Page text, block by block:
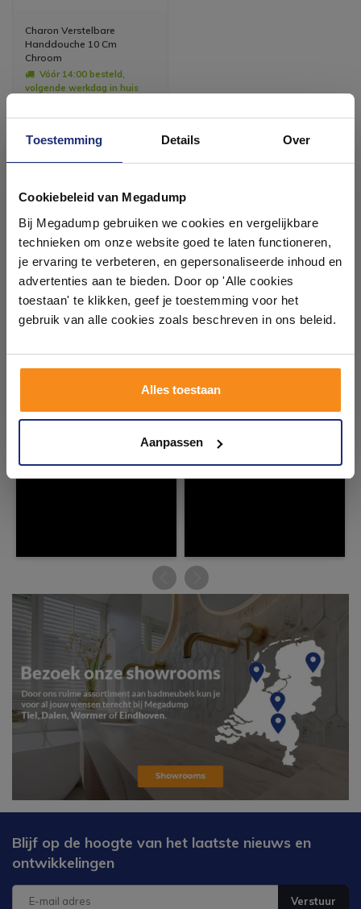
Toestemming Details Over
Cookiebeleid van Megadump
Bij Megadump gebruiken we cookies en vergelijkbare
technieken om onze website goed te laten functioneren,
je ervaring te verbeteren, en gepersonaliseerde inhoud en
advertenties aan te bieden. Door op 'Alle cookies
toestaan' te klikken, geef je toestemming voor het
gebruik van alle cookies zoals beschreven in ons beleid.
Alles toestaan
Aanpassen
Charon Verstelbare
Handdouche 10 Cm
Chroom
Vóór 14:00 besteld,
volgende werkdag in huis
27,99
#mijndroombadkamer
Wij geloven in de kracht van delen. Deel jouw
badkamer op Instagram met #mijndroombadkamer
badkamerstijlen. Doe je mee?
Blijf op de hoogte van het laatste nieuws en
ontwikkelingen
Verstuur
badkamers in onze 1000 m²
showroom
Laat je inspireren door 21 volledig ingerichte
badkameropstellingen – van compact tot luxe. Onze
ervaren adviseurs helpen je persoonlijk, en je vindt
tegels & sanitair direct uit voorraad. Gratis parkeren
op eigen terrein.
Kom langs en ervaar zelf het verschil!